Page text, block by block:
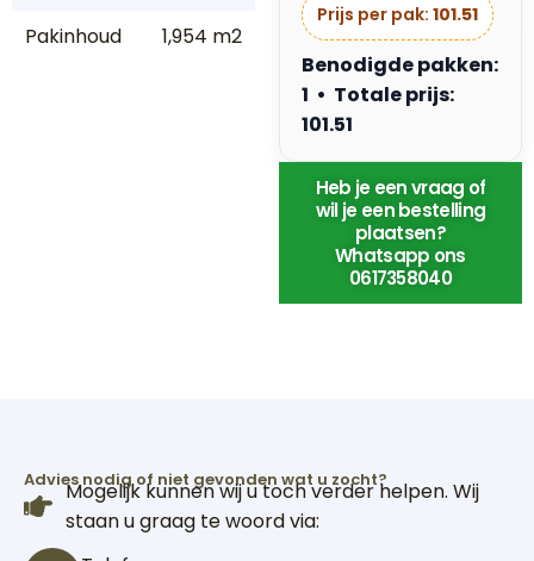
Pakinhoud
1,954 m2
Prijs per pak: 101.51
Benodigde pakken:
1 • Totale prijs:
101.51
Heb je een vraag of
wil je een bestelling
plaatsen?
Whatsapp ons
0617358040
Advies nodig of niet gevonden wat u zocht?
Mogelijk kunnen wij u toch verder helpen. Wij
staan u graag te woord via: